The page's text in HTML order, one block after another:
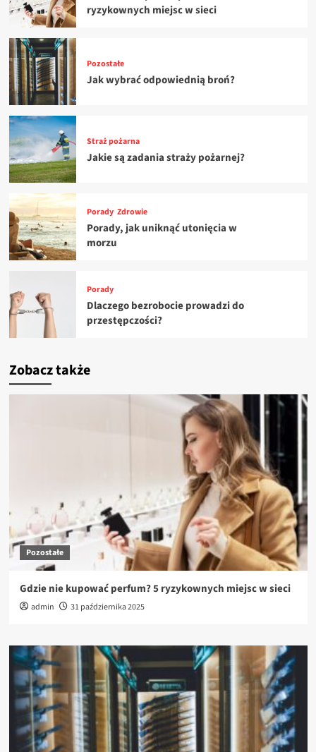
ryzykownych miejsc w sieci
Pozostałe
Jak wybrać odpowiednią broń?
Straż pożarna
Jakie są zadania straży pożarnej?
Porady Zdrowie
Porady, jak uniknąć utonięcia w
morzu
Porady
Dlaczego bezrobocie prowadzi do
przestępczości?
Zobacz także
Pozostałe
Gdzie nie kupować perfum? 5 ryzykownych miejsc w sieci
admin 31 października 2025